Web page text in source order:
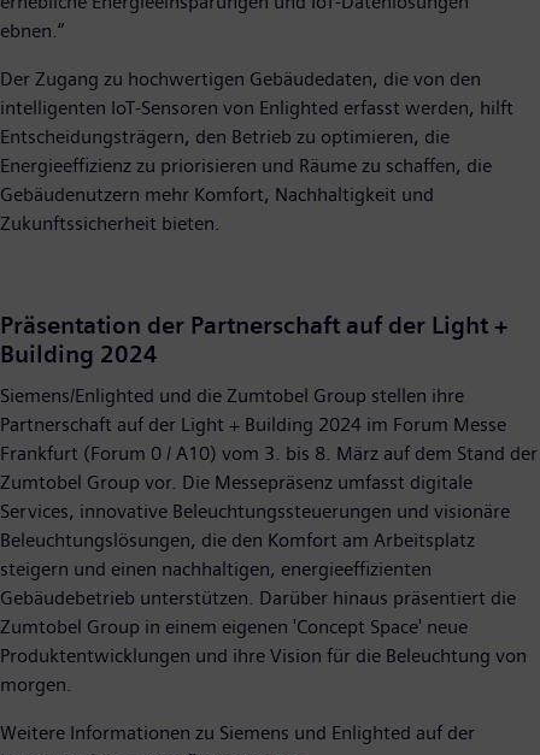
ebnen.“
Der Zugang zu hochwertigen Gebäudedaten, die von den
intelligenten IoT-Sensoren von Enlighted erfasst werden, hilft
Entscheidungsträgern, den Betrieb zu optimieren, die
Energieeffizienz zu priorisieren und Räume zu schaffen, die
Gebäudenutzern mehr Komfort, Nachhaltigkeit und
Zukunftssicherheit bieten.
Präsentation der Partnerschaft auf der Light +
Building 2024
Siemens/Enlighted und die Zumtobel Group stellen ihre
Partnerschaft auf der Light + Building 2024 im Forum Messe
Frankfurt (Forum 0 / A10) vom 3. bis 8. März auf dem Stand der
Zumtobel Group vor. Die Messepräsenz umfasst digitale
Services, innovative Beleuchtungssteuerungen und visionäre
Beleuchtungslösungen, die den Komfort am Arbeitsplatz
steigern und einen nachhaltigen, energieeffizienten
Gebäudebetrieb unterstützen. Darüber hinaus präsentiert die
Zumtobel Group in einem eigenen 'Concept Space' neue
Produktentwicklungen und ihre Vision für die Beleuchtung von
morgen.
Weitere Informationen zu Siemens und Enlighted auf der